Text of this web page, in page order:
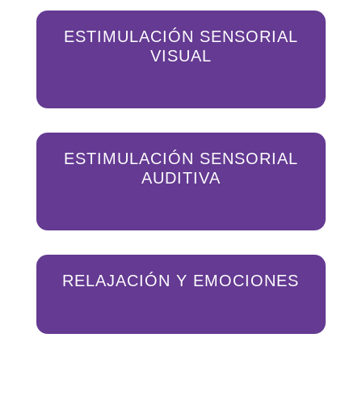
ESTIMULACIÓN SENSORIAL
VISUAL
ESTIMULACIÓN SENSORIAL
AUDITIVA
RELAJACIÓN Y EMOCIONES